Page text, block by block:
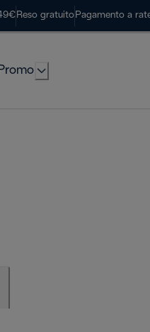
Reso gratuito Pagamento a
Promo